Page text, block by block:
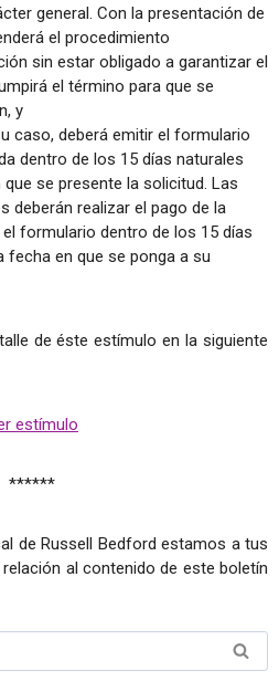
general. Con la presentación de
el procedimiento
sin estar obligado a garantizar el
el término para que se
y
caso, deberá emitir el formulario
dentro de los 15 días naturales
se presente la solicitud. Las
deberán realizar el pago de la
formulario dentro de los 15 días
fecha en que se ponga a su
de éste estímulo en la siguiente
estímulo
******
de Russell Bedford estamos a tus
al contenido de este boletín